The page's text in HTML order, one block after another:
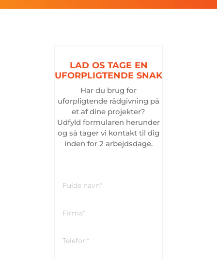
LAD OS TAGE EN
UFORPLIGTENDE SNAK
Har du brug for
uforpligtende rådgivning på
et af dine projekter?
Udfyld formularen herunder
og så tager vi kontakt til dig
inden for 2 arbejdsdage.